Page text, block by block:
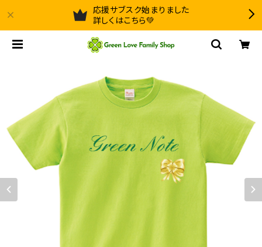
応援サブスク始まりました
詳しくはこちら💚